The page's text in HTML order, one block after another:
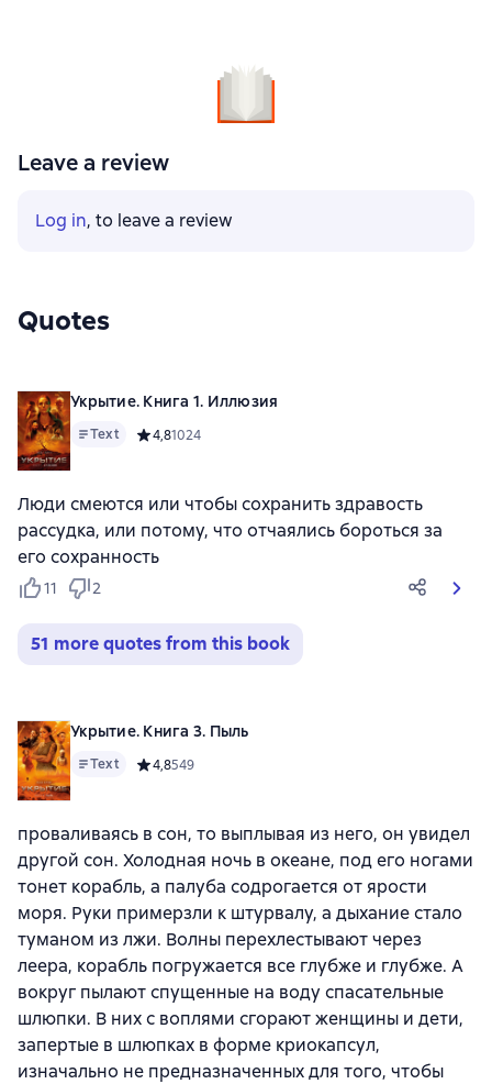
Leave a review
Log in, to leave a review
Quotes
Укрытие. Книга 1. Иллюзия
Text Средний рейтинг 4,8 на основе 1024 оценок
4,81024
Люди смеются или чтобы сохранить здравость
рассудка, или потому, что отчаялись бороться за
его сохранность
11 2
51 more quotes from this book
Укрытие. Книга 3. Пыль
Text Средний рейтинг 4,8 на основе 549 оценок
4,8549
проваливаясь в сон, то выплывая из него, он увидел
другой сон. Холодная ночь в океане, под его ногами
тонет корабль, а палуба содрогается от ярости
моря. Руки примерзли к штурвалу, а дыхание стало
туманом из лжи. Волны перехлестывают через
леера, корабль погружается все глубже и глубже. А
вокруг пылают спущенные на воду спасательные
шлюпки. В них с воплями сгорают женщины и дети,
запертые в шлюпках в форме криокапсул,
изначально не предназначенных для того, чтобы